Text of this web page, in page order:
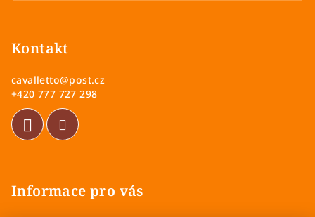
Kontakt
cavalletto@post.cz
+420 777 727 298
Informace pro vás